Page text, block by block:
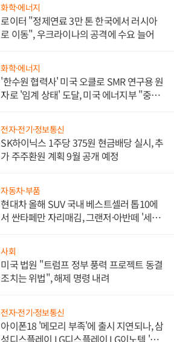
화학·에너지
로이터 "정제연료 3만 톤 한국에서 러시아
로 이동", 우크라이나의 공격에 수요 늘어
화학·에너지
'한수원 협력사' 미국 오클로 SMR 연구용 원
자로 '임계 상태' 도달, 미국 에너지부 "중요
전자·전기·정보통신
SK하이닉스 1주당 375원 현금배당 실시, 추
가 주주환원 계획 9월 공개 예정
자동차·부품
현대차 올해 SUV 국내 베스트셀러 톱10에
서 싼타페만 자리매김, 그랜저·아반떼 '세단
사회
미국 법원 "트럼프 정부 풍력 프로젝트 동결
조치는 위법", 해제 명령 내려
전자·전기·정보통신
아이폰18 '메모리 부족'에 출시 지연되나, 삼
성디스플레이 LG디스플레이 LG이노텍 '탈